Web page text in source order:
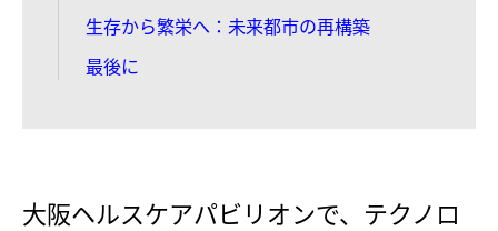
生存から繁栄へ：未来都市の再構築
最後に
大阪ヘルスケアパビリオンで、テクノロ